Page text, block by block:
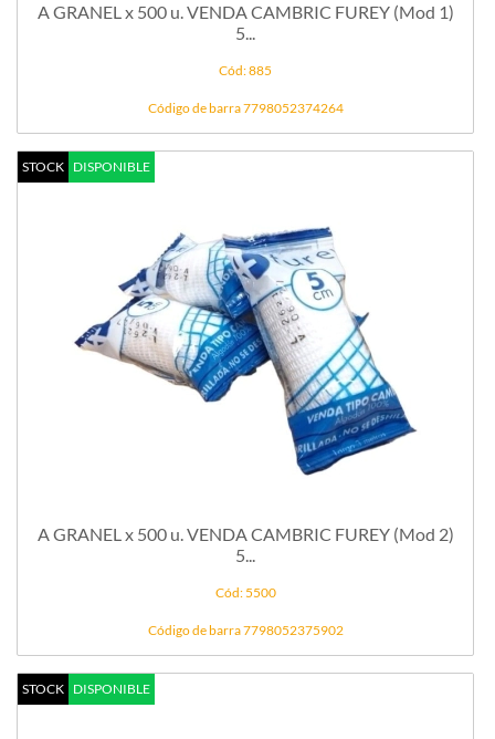
A GRANEL x 500 u. VENDA CAMBRIC FUREY (Mod 1)
5...
Cód: 885
Código de barra 7798052374264
STOCK DISPONIBLE
A GRANEL x 500 u. VENDA CAMBRIC FUREY (Mod 2)
5...
Cód: 5500
Código de barra 7798052375902
STOCK DISPONIBLE